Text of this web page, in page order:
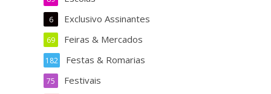
Exclusivo Assinantes
6
Feiras & Mercados
69
Festas & Romarias
182
Festivais
75